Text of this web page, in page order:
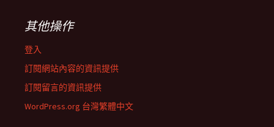
其他操作
登入
訂閱網站內容的資訊提供
訂閱留言的資訊提供
WordPress.org 台灣繁體中文